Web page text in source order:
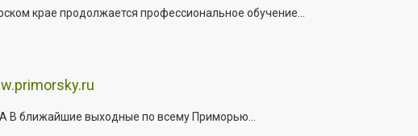
крае продолжается профессиональное обучение...
В ближайшие выходные по всему Приморью...